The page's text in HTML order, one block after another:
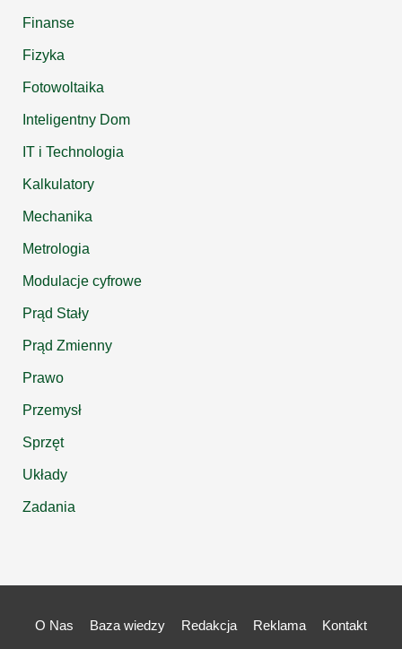
Finanse
Fizyka
Fotowoltaika
Inteligentny Dom
IT i Technologia
Kalkulatory
Mechanika
Metrologia
Modulacje cyfrowe
Prąd Stały
Prąd Zmienny
Prawo
Przemysł
Sprzęt
Układy
Zadania
O Nas Baza wiedzy Redakcja Reklama Kontakt